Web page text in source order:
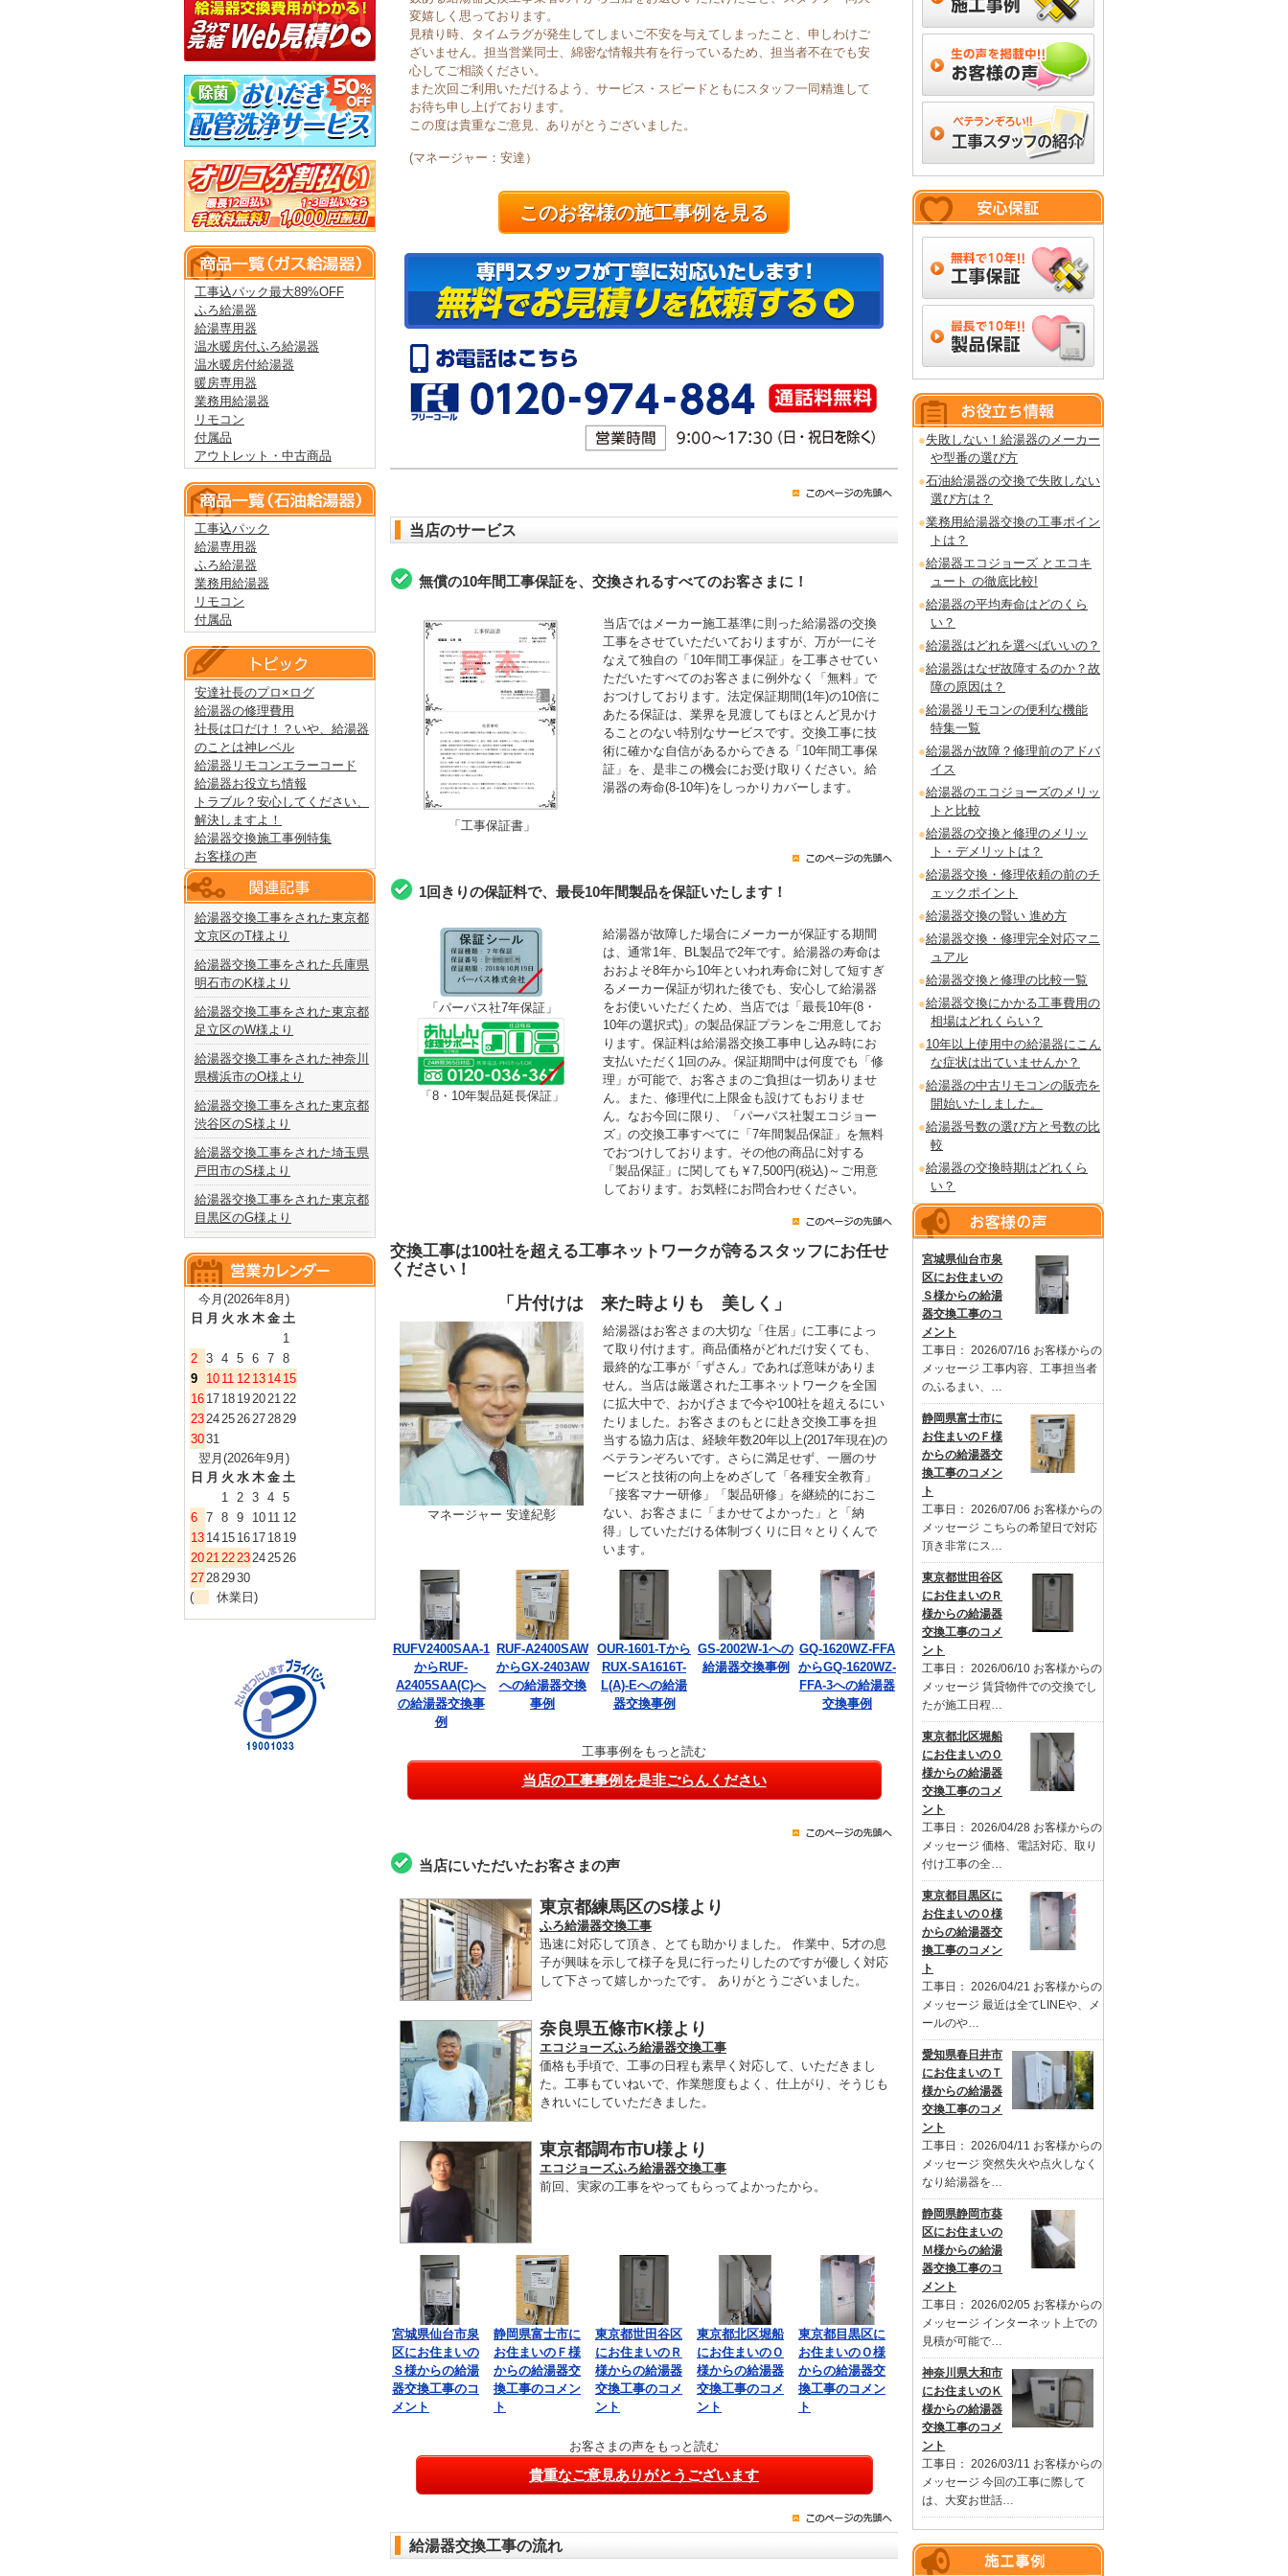
工事込パック最大89%OFF
ふろ給湯器
給湯専用器
温水暖房付ふろ給湯器
温水暖房付給湯器
暖房専用器
業務用給湯器
リモコン
付属品
アウトレット・中古商品
工事込パック
給湯専用器
ふろ給湯器
業務用給湯器
リモコン
付属品
安達社長のプロ×ログ
給湯器の修理費用
社長は口だけ！？いや、給湯器
のことは神レベル
給湯器リモコンエラーコード
給湯器お役立ち情報
トラブル？安心してください、
解決しますよ！
給湯器交換施工事例特集
お客様の声
給湯器交換工事をされた東京都
文京区のT様より
給湯器交換工事をされた兵庫県
明石市のK様より
給湯器交換工事をされた東京都
足立区のW様より
給湯器交換工事をされた神奈川
県横浜市のO様より
給湯器交換工事をされた東京都
渋谷区のS様より
給湯器交換工事をされた埼玉県
戸田市のS様より
給湯器交換工事をされた東京都
目黒区のG様より
今月(2026年8月)
日 月 火 水 木 金 土
1
2 3 4 5 6 7 8
9
10 11 12 13 14 15
16 17 18 19202122
23242526272829
3031
翌月(2026年9月)
日 月 火 水 木 金 土
1 2 3 4 5
6 7 8 9 10 11 12
13 14 15 16 17 18 19
20212223242526
27282930
(
休業日)
失敗しない！給湯器のメーカー
や型番の選び方
石油給湯器の交換で失敗しない
選び方は？
業務用給湯器交換の工事ポイン
トは？
給湯器エコジョーズ とエコキ
ュート の徹底比較!
給湯器の平均寿命はどのくら
い？
給湯器はどれを選べばいいの？
給湯器はなぜ故障するのか？故
障の原因は？
給湯器リモコンの便利な機能
特集一覧
給湯器が故障？修理前のアドバ
イス
給湯器のエコジョーズのメリッ
トと比較
給湯器の交換と修理のメリッ
ト・デメリットは？
給湯器交換・修理依頼の前のチ
ェックポイント
給湯器交換の賢い 進め方
給湯器交換・修理完全対応マニ
ュアル
給湯器交換と修理の比較一覧
給湯器交換にかかる工事費用の
相場はどれくらい？
10年以上使用中の給湯器にこん
な症状は出ていませんか？
給湯器の中古リモコンの販売を
開始いたしました。
給湯器号数の選び方と号数の比
較
給湯器の交換時期はどれくら
い？
宮城県仙台市泉
区にお住まいの
Ｓ様からの給湯
器交換工事のコ
メント
工事日： 2026/07/16 お客様からの
メッセージ 工事内容、工事担当者
のふるまい、…
静岡県富士市に
お住まいのＦ様
からの給湯器交
換工事のコメン
ト
工事日： 2026/07/06 お客様からの
メッセージ こちらの希望日で対応
頂き非常にス…
東京都世田谷区
にお住まいのＲ
様からの給湯器
交換工事のコメ
ント
工事日： 2026/06/10 お客様からの
メッセージ 賃貸物件での交換でし
たが施工日程…
東京都北区堀船
にお住まいのＯ
様からの給湯器
交換工事のコメ
ント
工事日： 2026/04/28 お客様からの
メッセージ 価格、電話対応、取り
付け工事の全…
東京都目黒区に
お住まいのＯ様
からの給湯器交
換工事のコメン
ト
工事日： 2026/04/21 お客様からの
メッセージ 最近は全てLINEや、メ
ールのや…
愛知県春日井市
にお住まいのＴ
様からの給湯器
交換工事のコメ
ント
工事日： 2026/04/11 お客様からの
メッセージ 突然失火や点火しなく
なり給湯器を…
静岡県静岡市葵
区にお住まいの
Ｍ様からの給湯
器交換工事のコ
メント
工事日： 2026/02/05 お客様からの
メッセージ インターネット上での
見積が可能で…
神奈川県大和市
にお住まいのＫ
様からの給湯器
交換工事のコメ
ント
工事日： 2026/03/11 お客様からの
メッセージ 今回の工事に際して
は、大変お世話…
変嬉しく思っております。
見積り時、タイムラグが発生してしまいご不安を与えてしまったこと、申しわけご
ざいません。担当営業同士、綿密な情報共有を行っているため、担当者不在でも安
心してご相談ください。
また次回ご利用いただけるよう、サービス・スピードともにスタッフ一同精進して
お待ち申し上げております。
この度は貴重なご意見、ありがとうございました。
(マネージャー：安達）
このお客様の施工事例を見る
当店のサービス
無償の10年間工事保証を、交換されるすべてのお客さまに！
「工事保証書」
当店ではメーカー施工基準に則った給湯器の交換
工事をさせていただいておりますが、万が一にそ
なえて独自の「10年間工事保証」を工事させてい
ただいたすべてのお客さまに例外なく「無料」で
おつけしております。法定保証期間(1年)の10倍に
あたる保証は、業界を見渡してもほとんど見かけ
ることのない特別なサービスです。交換工事に技
術に確かな自信があるからできる「10年間工事保
証」を、是非この機会にお受け取りください。給
湯器の寿命(8-10年)をしっかりカバーします。
1回きりの保証料で、最長10年間製品を保証いたします！
「パーパス社7年保証」
「8・10年製品延長保証」
給湯器が故障した場合にメーカーが保証する期間
は、通常1年、BL製品で2年です。給湯器の寿命は
おおよそ8年から10年といわれ寿命に対して短すぎ
るメーカー保証が切れた後でも、安心して給湯器
をお使いいただくため、当店では「最長10年(8・
10年の選択式)」の製品保証プランをご用意してお
ります。保証料は給湯器交換工事申し込み時にお
支払いただく1回のみ。保証期間中は何度でも「修
理」が可能で、お客さまのご負担は一切ありませ
ん。また、修理代に上限金も設けてもおりませ
ん。なお今回に限り、「パーパス社製エコジョー
ズ」の交換工事すべてに「7年間製品保証」を無料
でおつけしております。その他の商品に対する
「製品保証」に関しても￥7,500円(税込)～ご用意
しております。お気軽にお問合わせください。
交換工事は100社を超える工事ネットワークが誇るスタッフにお任せ
ください！
「片付けは 来た時よりも 美しく」
マネージャー 安達紀彰
給湯器はお客さまの大切な「住居」に工事によっ
て取り付けます。商品価格がどれだけ安くても、
最終的な工事が「ずさん」であれば意味がありま
せん。当店は厳選された工事ネットワークを全国
に拡大中で、おかげさまで今や100社を超えるにい
たりました。お客さまのもとに赴き交換工事を担
当する協力店は、経験年数20年以上(2017年現在)の
ベテランぞろいです。さらに満足せず、一層のサ
ービスと技術の向上をめざして「各種安全教育」
「接客マナー研修」「製品研修」を継続的におこ
ない、お客さまに「まかせてよかった」と「納
得」していただける体制づくりに日々とりくんで
います。
RUFV2400SAA-1
からRUF-
A2405SAA(C)へ
の給湯器交換事
例
RUF-A2400SAW
からGX-2403AW
への給湯器交換
事例
OUR-1601-Tから
RUX-SA1616T-
L(A)-Eへの給湯
器交換事例
GS-2002W-1への
給湯器交換事例
GQ-1620WZ-FFA
からGQ-1620WZ-
FFA-3への給湯器
交換事例
工事事例をもっと読む
当店の工事事例を是非ごらんください
当店にいただいたお客さまの声
東京都練馬区のS様より
ふろ給湯器交換工事
迅速に対応して頂き、とても助かりました。 作業中、5才の息
子が興味を示して様子を見に行ったりしたのですが優しく対応
して下さって嬉しかったです。 ありがとうございました。
奈良県五條市K様より
エコジョーズふろ給湯器交換工事
価格も手頃で、工事の日程も素早く対応して、いただきまし
た。工事もていねいで、作業態度もよく、仕上がり、そうじも
きれいにしていただきました。
東京都調布市U様より
エコジョーズふろ給湯器交換工事
前回、実家の工事をやってもらってよかったから。
宮城県仙台市泉
区にお住まいの
Ｓ様からの給湯
器交換工事のコ
メント
静岡県富士市に
お住まいのＦ様
からの給湯器交
換工事のコメン
ト
東京都世田谷区
にお住まいのＲ
様からの給湯器
交換工事のコメ
ント
東京都北区堀船
にお住まいのＯ
様からの給湯器
交換工事のコメ
ント
東京都目黒区に
お住まいのＯ様
からの給湯器交
換工事のコメン
ト
お客さまの声をもっと読む
貴重なご意見ありがとうございます
給湯器交換工事の流れ